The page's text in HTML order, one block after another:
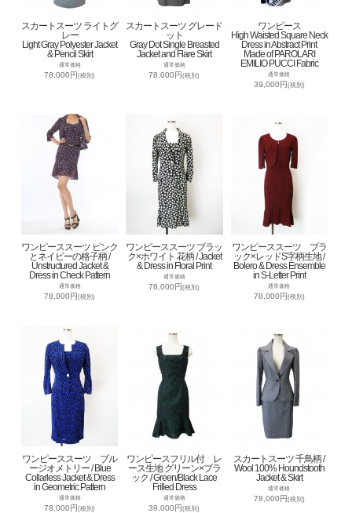
スカートスーツ ライトグ
レー
Light Gray Polyester Jacket
& Pencil Skirt
通常価格
78,000円(税別)
スカートスーツ グレード
ット
Gray Dot Single Breasted
Jacket and Flare Skirt
通常価格
78,000円(税別)
ワンピース
High Waisted Square Neck
Dress in Abstract Print
Made of PAROLARI
EMILIO PUCCI Fabric
通常価格
39,000円(税別)
ワンピーススーツ ピンク
とネイビーの格子柄 /
Unstructured Jacket &
Dress in Check Pattern
通常価格
78,000円(税別)
ワンピーススーツ ブラッ
ク×ホワイト 花柄 / Jacket
& Dress in Floral Print
通常価格
78,000円(税別)
ワンピーススーツ ブラ
ック×レッドS字柄生地 /
Bolero & Dress Ensemble
in S-Letter Print
通常価格
78,000円(税別)
ワンピーススーツ ブル
ージオメトリー / Blue
Collarless Jacket & Dress
in Geometric Pattern
通常価格
78,000円(税別)
ワンピースフリル付 レ
ース生地 グリーン×ブラ
ック / Green/Black Lace
Frilled Dress
通常価格
39,000円(税別)
スカートスーツ 千鳥柄 /
Wool 100% Houndstooth
Jacket & Skirt
通常価格
78,000円(税別)